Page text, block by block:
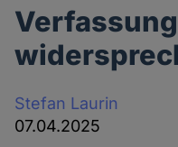
Verfassung
Stefan Laurin
07.04.2025